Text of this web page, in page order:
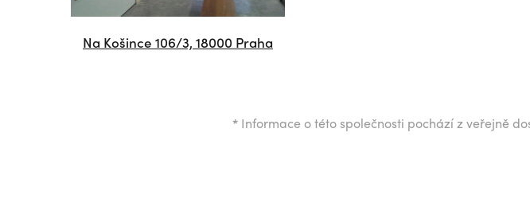
Na Košince 106/3, 18000 Praha
* Informace o této společnosti pochází z veřejně